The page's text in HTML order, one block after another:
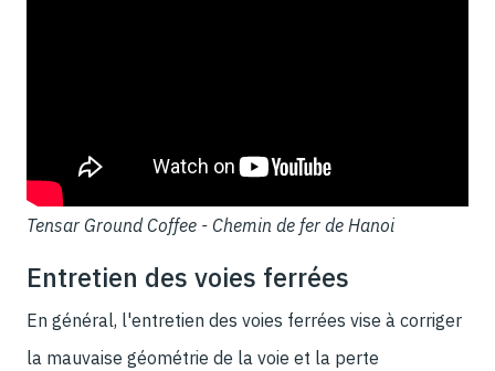
Tensar Ground Coffee - Chemin de fer de Hanoi
Entretien des voies ferrées
En général, l'entretien des voies ferrées vise à corriger
la mauvaise géométrie de la voie et la perte